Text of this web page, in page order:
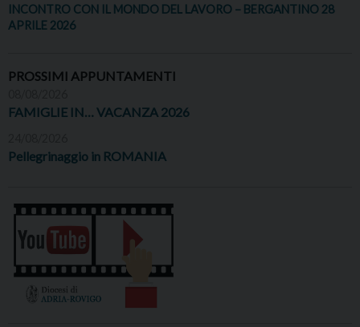
INCONTRO CON IL MONDO DEL LAVORO – BERGANTINO 28
APRILE 2026
PROSSIMI APPUNTAMENTI
FAMIGLIE IN… VACANZA 2026
Pellegrinaggio in ROMANIA